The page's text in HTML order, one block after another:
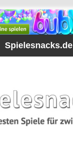
Spielesnacks.de